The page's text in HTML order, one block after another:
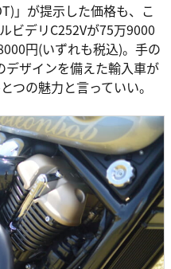
」が提示した価格も、こ
ビデリC252Vが75万9000
円(いずれも税込)。手の
デザインを備えた輸入車が
つの魅力と言っていい。